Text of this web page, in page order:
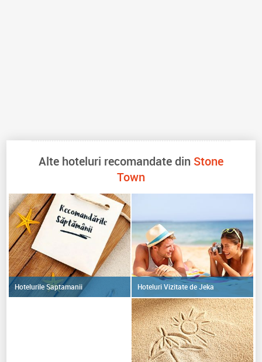
Alte hoteluri recomandate din Stone
Town
Hotelurile Saptamanii Hoteluri Vizitate de Jeka